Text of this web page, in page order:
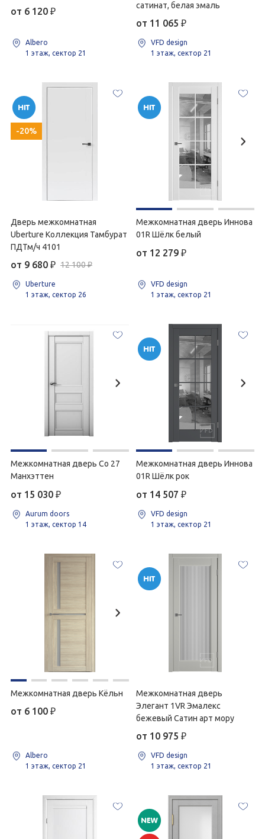
от 6 120 ₽
Albero
1 этаж, сектор 21
сатинат, белая эмаль
от 11 065 ₽
VFD design
1 этаж, сектор 21
-20%
Дверь межкомнатная
Uberture Коллекция Тамбурат
ПДТм/ч 4101
от 9 680 ₽ 12 100 ₽
Uberture
1 этаж, сектор 26
Межкомнатная дверь Иннова
01R Шёлк белый
от 12 279 ₽
VFD design
1 этаж, сектор 21
Межкомнатная дверь Co 27
Манхэттен
от 15 030 ₽
Aurum doors
1 этаж, сектор 14
Межкомнатная дверь Иннова
01R Шёлк рок
от 14 507 ₽
VFD design
1 этаж, сектор 21
Межкомнатная дверь Кёльн
от 6 100 ₽
Albero
1 этаж, сектор 21
Межкомнатная дверь
Элегант 1VR Эмалекс
бежевый Сатин арт мору
от 10 975 ₽
VFD design
1 этаж, сектор 21